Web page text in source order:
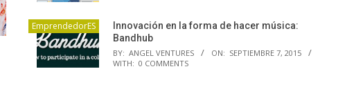
EmprendedorES
Innovación en la forma de hacer música:
Bandhub
BY: ANGEL VENTURES ON: SEPTIEMBRE 7, 2015
WITH: 0 COMMENTS